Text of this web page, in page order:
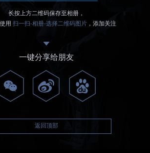
长按上方二维码保存至相册，
用扫一扫-相册-选择二维码图片 ，添加关注
一键分享给朋友
返回顶部